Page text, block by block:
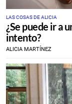
LAS COSAS DE ALICIA
¿Se puede ir a
intento?
ALICIA MARTÍNEZ